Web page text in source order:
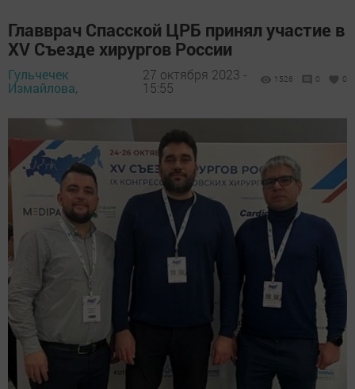
Главврач Спасской ЦРБ принял участие в
XV Съезде хирургов России
Гульчечек
Измайлова,
27 октября 2023 -
15:55
1526 0 0